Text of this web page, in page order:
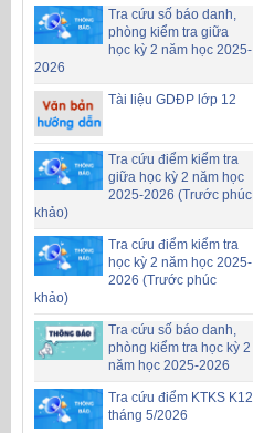
Tra cứu số báo danh,
phòng kiểm tra giữa
học kỳ 2 năm học 2025-
2026
Tài liệu GDĐP lớp 12
Tra cứu điểm kiểm tra
giữa học kỳ 2 năm học
2025-2026 (Trước phúc
khảo)
Tra cứu điểm kiểm tra
học kỳ 2 năm học 2025-
2026 (Trước phúc
khảo)
Tra cứu số báo danh,
phòng kiểm tra học kỳ 2
năm học 2025-2026
Tra cứu điểm KTKS K12
tháng 5/2026